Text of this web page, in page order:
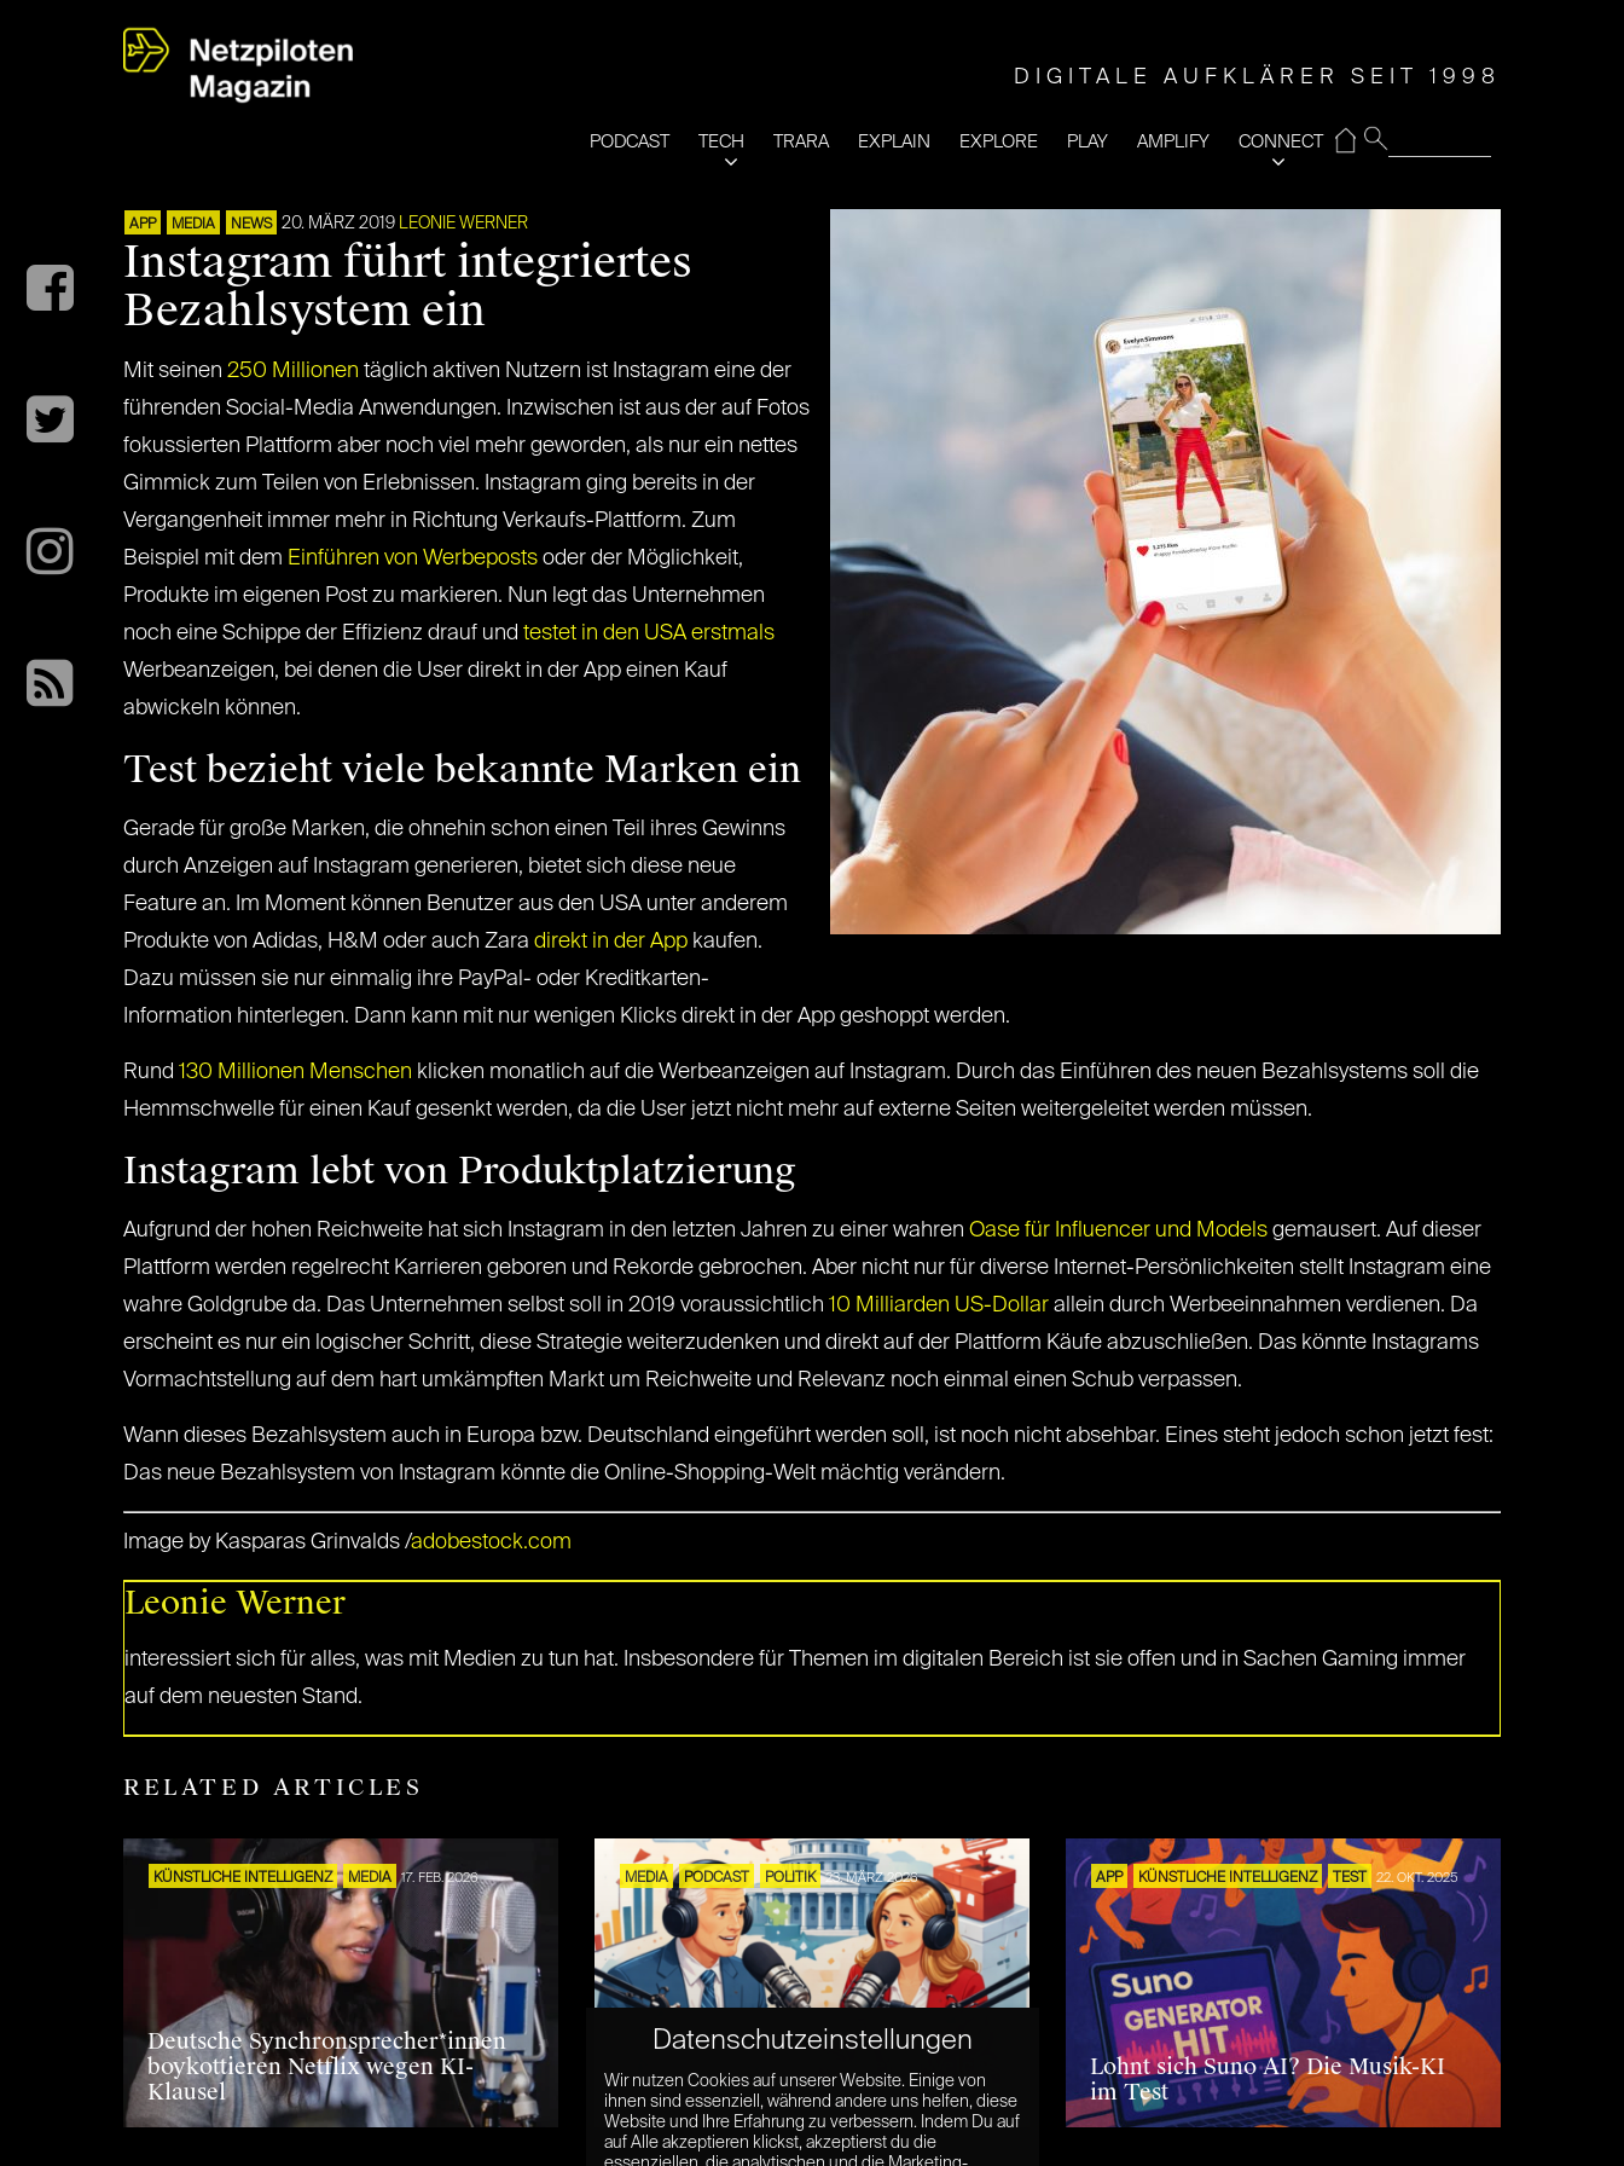
DIGITALE AUFKLÄRER SEIT 1998
PODCAST TECH TRARA EXPLAIN EXPLORE PLAY AMPLIFY CONNECT
⌂
APP MEDIA NEWS 20. MÄRZ 2019 LEONIE WERNER
Instagram führt integriertes
Bezahlsystem ein
Mit seinen 250 Millionen täglich aktiven Nutzern ist Instagram eine der
führenden Social-Media Anwendungen. Inzwischen ist aus der auf Fotos
fokussierten Plattform aber noch viel mehr geworden, als nur ein nettes
Gimmick zum Teilen von Erlebnissen. Instagram ging bereits in der
Vergangenheit immer mehr in Richtung Verkaufs-Plattform. Zum
Beispiel mit dem Einführen von Werbeposts oder der Möglichkeit,
Produkte im eigenen Post zu markieren. Nun legt das Unternehmen
noch eine Schippe der Effizienz drauf und testet in den USA erstmals
Werbeanzeigen, bei denen die User direkt in der App einen Kauf
abwickeln können.
Test bezieht viele bekannte Marken ein
Gerade für große Marken, die ohnehin schon einen Teil ihres Gewinns
durch Anzeigen auf Instagram generieren, bietet sich diese neue
Feature an. Im Moment können Benutzer aus den USA unter anderem
Produkte von Adidas, H&M oder auch Zara direkt in der App kaufen.
Dazu müssen sie nur einmalig ihre PayPal- oder Kreditkarten-
Information hinterlegen. Dann kann mit nur wenigen Klicks direkt in der App geshoppt werden.
Rund 130 Millionen Menschen klicken monatlich auf die Werbeanzeigen auf Instagram. Durch das Einführen des neuen Bezahlsystems soll die
Hemmschwelle für einen Kauf gesenkt werden, da die User jetzt nicht mehr auf externe Seiten weitergeleitet werden müssen.
Instagram lebt von Produktplatzierung
Aufgrund der hohen Reichweite hat sich Instagram in den letzten Jahren zu einer wahren Oase für Influencer und Models gemausert. Auf dieser
Plattform werden regelrecht Karrieren geboren und Rekorde gebrochen. Aber nicht nur für diverse Internet-Persönlichkeiten stellt Instagram eine
wahre Goldgrube da. Das Unternehmen selbst soll in 2019 voraussichtlich 10 Milliarden US-Dollar allein durch Werbeeinnahmen verdienen. Da
erscheint es nur ein logischer Schritt, diese Strategie weiterzudenken und direkt auf der Plattform Käufe abzuschließen. Das könnte Instagrams
Vormachtstellung auf dem hart umkämpften Markt um Reichweite und Relevanz noch einmal einen Schub verpassen.
Wann dieses Bezahlsystem auch in Europa bzw. Deutschland eingeführt werden soll, ist noch nicht absehbar. Eines steht jedoch schon jetzt fest:
Das neue Bezahlsystem von Instagram könnte die Online-Shopping-Welt mächtig verändern.
Image by Kasparas Grinvalds /adobestock.com
Leonie Werner
interessiert sich für alles, was mit Medien zu tun hat. Insbesondere für Themen im digitalen Bereich ist sie offen und in Sachen Gaming immer
auf dem neuesten Stand.
RELATED ARTICLES
KÜNSTLICHE INTELLIGENZ MEDIA 17. FEB. 2026
Deutsche Synchronsprecher*innen
boykottieren Netflix wegen KI-
Klausel
MEDIA PODCAST POLITIK 23. MÄRZ 2026
Podcasts und ihre Grenzen – Welche
Rolle muss ein Host einnehmen?
APP KÜNSTLICHE INTELLIGENZ TEST 22. OKT. 2025
Lohnt sich Suno AI? Die Musik-KI
im Test
Datenschutzeinstellungen
Wir nutzen Cookies auf unserer Website. Einige von
ihnen sind essenziell, während andere uns helfen, diese
Website und Ihre Erfahrung zu verbessern. Indem Du auf
auf Alle akzeptieren klickst, akzeptierst du die